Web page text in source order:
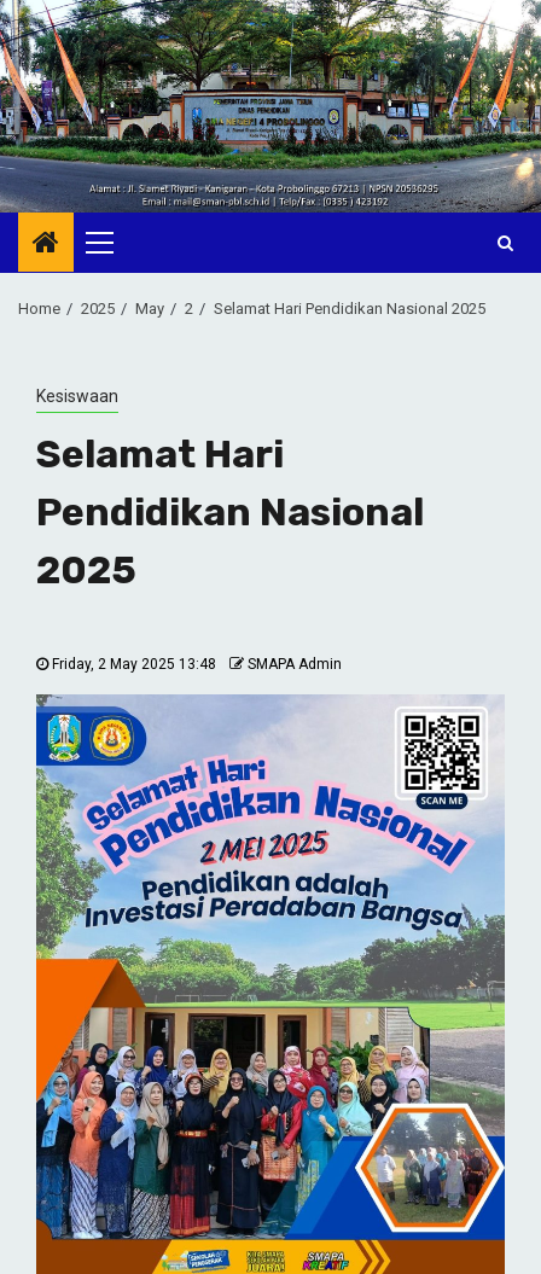
Skip
to
content
Primary
Menu
Home 2025 May 2 Selamat Hari Pendidikan Nasional 2025
Kesiswaan
Selamat Hari
Pendidikan Nasional
2025
Friday, 2 May 2025 13:48 SMAPA Admin